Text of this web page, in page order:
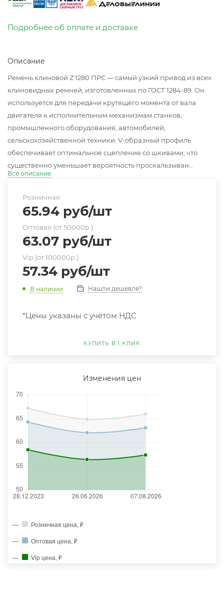
Подробнее об оплате и доставке
Описание
Ремень клиновой Z 1280 ПРС — самый узкий привод из всех
клиновидных ремней, изготовленных по ГОСТ 1284-89. Он
используется для передачи крутящего момента от вала
двигателя к исполнительным механизмам станков,
промышленного оборудования, автомобилей,
сельскохозяйственной техники. V-образный профиль
обеспечивает оптимальное сцепление со шкивами, что
существенно уменьшает вероятность проскальзыван...
Всё описание
Розничная
65.94 руб/шт
Оптовая (от 50000р.)
63.07 руб/шт
Vip (от 100000р.)
57.34 руб/шт
В наличии Нашли дешевле?
*Цены указаны с учётом НДС
КУПИТЬ В 1 КЛИК
Изменения цен
Розничная цена, ₽
Оптовая цена, ₽
Vip цена, ₽